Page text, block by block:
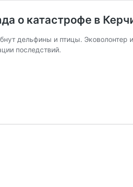
о катастрофе в
дельфины и птицы. Эковолонтер
последствий.